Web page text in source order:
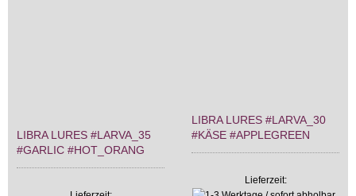
LIBRA LURES #LARVA_35
#GARLIC #HOT_ORANG
LIBRA LURES #LARVA_30
#KÄSE #APPLEGREEN
Lieferzeit: